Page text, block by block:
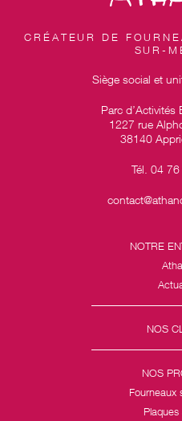
CRÉATEUR DE
SUR-
Siège social et
Parc d’Activités
1227 rue
38140
Tél. 04
NOTRE
NOS
NOS
Fourneaux